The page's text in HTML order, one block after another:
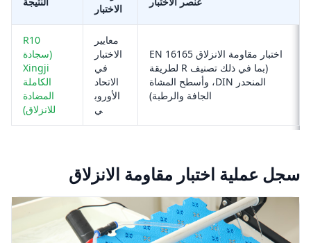
الاختبار
اختبار مقاومة الانزلاق EN 16165
(بما في ذلك تصنيف R لطريقة
المنحدر DIN، وأسطح المشاة
الجافة والرطبة)
معايير
الاختبار
في
الاتحاد
الأوروب
ي
R10
(سجادة
Xingji
الكاملة
المضادة
للانزلاق)
سجل عملية اختبار مقاومة الانزلاق